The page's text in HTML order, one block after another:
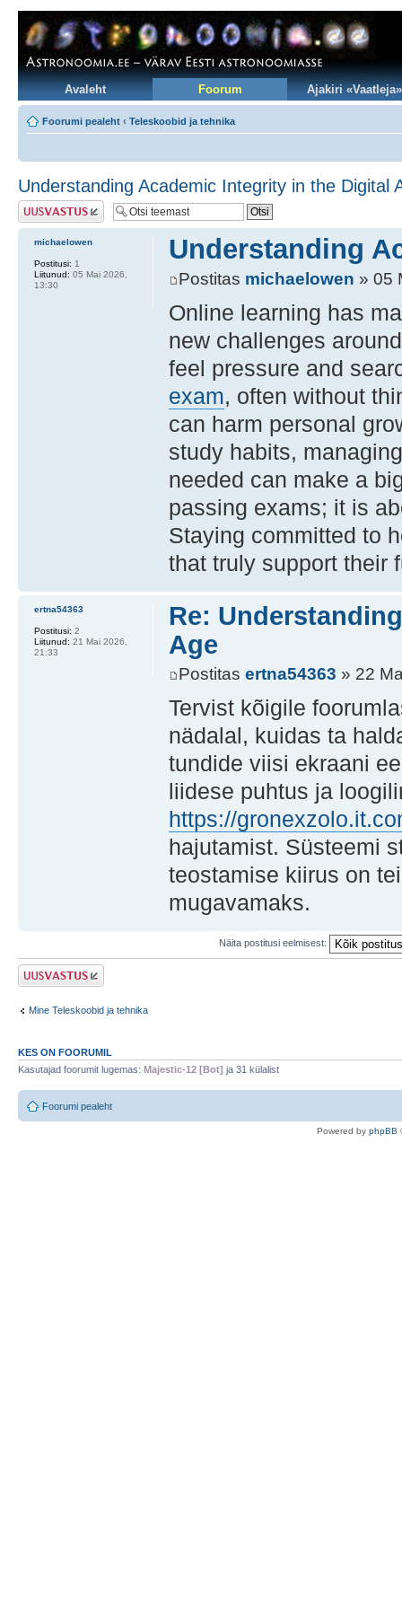
Avaleht Foorum Ajakiri «Vaatleja»
Foorumi pealeht ‹ Teleskoobid ja tehnika
Understanding Academic Integrity in the Digital
Postita vastus
Understanding
Postitas michaelowen » 05
Online learning has
new challenges
feel pressure and
exam, often without
can harm personal
study habits,
needed can make a
passing exams; it is
Staying committed to
that truly support their
michaelowen
Postitusi: 1
Liitunud: 05 Mai 2026,
13:30
Re:
Age
Postitasertna54363 » 22
Tervist kõigile
nädalal, kuidas ta
tundide viisi ekraani
liidese puhtus ja
https://
hajutamist. Süsteemi
teostamise kiirus on
mugavamaks.
ertna54363
Postitusi: 2
Liitunud: 21 Mai 2026,
21:33
Näita postitusi eelmisest:
Postita vastus
Mine Teleskoobid ja tehnika
KES ON FOORUMIL
Kasutajad foorumit lugemas: Majestic-12 [Bot] ja 31 külalist
Foorumi pealeht
Powered by phpBB